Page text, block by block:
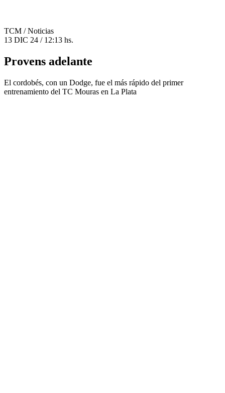
TCM / Noticias
13 DIC 24 / 12:13 hs.
Provens adelante
El cordobés, con un Dodge, fue el más rápido del primer
entrenamiento del TC Mouras en La Plata